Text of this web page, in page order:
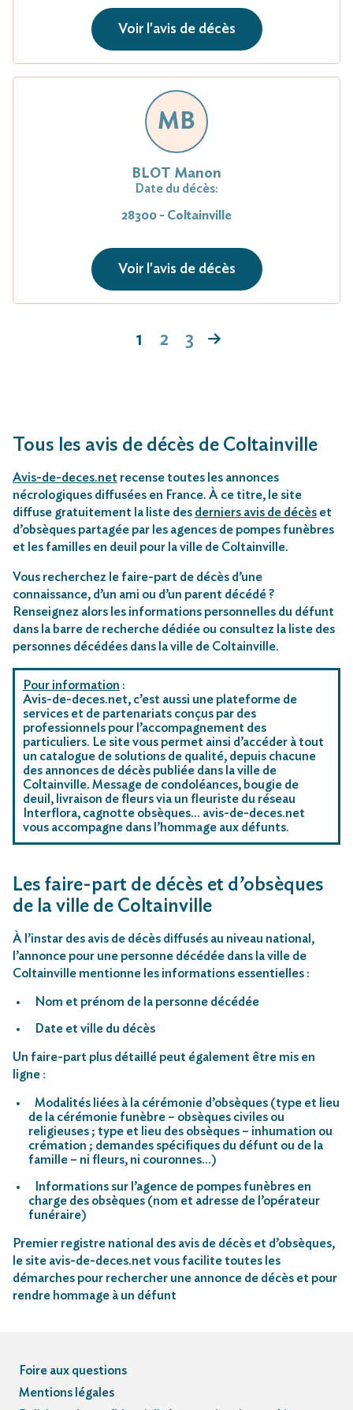
Voir l'avis de décès
MB
BLOT Manon
Date du décès:
28300 - Coltainville
Voir l'avis de décès
1 2 3
Tous les avis de décès de Coltainville
Avis-de-deces.net recense toutes les annonces
nécrologiques diffusées en France. À ce titre, le site
diffuse gratuitement la liste des derniers avis de décès et
d’obsèques partagée par les agences de pompes funèbres
et les familles en deuil pour la ville de Coltainville.
Vous recherchez le faire-part de décès d’une
connaissance, d’un ami ou d’un parent décédé ?
Renseignez alors les informations personnelles du défunt
dans la barre de recherche dédiée ou consultez la liste des
personnes décédées dans la ville de Coltainville.
Pour information :
Avis-de-deces.net, c’est aussi une plateforme de
services et de partenariats conçus par des
professionnels pour l’accompagnement des
particuliers. Le site vous permet ainsi d’accéder à tout
un catalogue de solutions de qualité, depuis chacune
des annonces de décès publiée dans la ville de
Coltainville. Message de condoléances, bougie de
deuil, livraison de fleurs via un fleuriste du réseau
Interflora, cagnotte obsèques… avis-de-deces.net
vous accompagne dans l’hommage aux défunts.
Les faire-part de décès et d’obsèques
de la ville de Coltainville
À l’instar des avis de décès diffusés au niveau national,
l’annonce pour une personne décédée dans la ville de
Coltainville mentionne les informations essentielles :
Nom et prénom de la personne décédée
Date et ville du décès
Un faire-part plus détaillé peut également être mis en
ligne :
Modalités liées à la cérémonie d’obsèques (type et lieu
de la cérémonie funèbre – obsèques civiles ou
religieuses ; type et lieu des obsèques – inhumation ou
crémation ; demandes spécifiques du défunt ou de la
famille – ni fleurs, ni couronnes…)
Informations sur l’agence de pompes funèbres en
charge des obsèques (nom et adresse de l’opérateur
funéraire)
Premier registre national des avis de décès et d’obsèques,
le site avis-de-deces.net vous facilite toutes les
démarches pour rechercher une annonce de décès et pour
rendre hommage à un défunt
Foire aux questions
Mentions légales